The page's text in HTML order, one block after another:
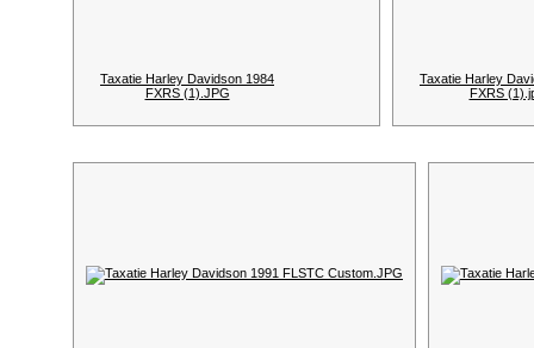
Taxatie Harley Davidson 1984
FXRS (1).JPG
Taxatie Harley
FXRS